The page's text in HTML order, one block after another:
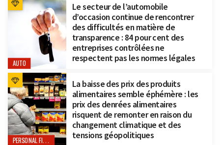
AUTO
Le secteur de l’automobile
d’occasion continue de rencontrer
des difficultés en matière de
transparence : 84 pour cent des
entreprises contrôlées ne
respectent pas les normes légales
PERSONAL FINANCE
La baisse des prix des produits
alimentaires semble éphémère : les
prix des denrées alimentaires
risquent de remonter en raison du
changement climatique et des
tensions géopolitiques